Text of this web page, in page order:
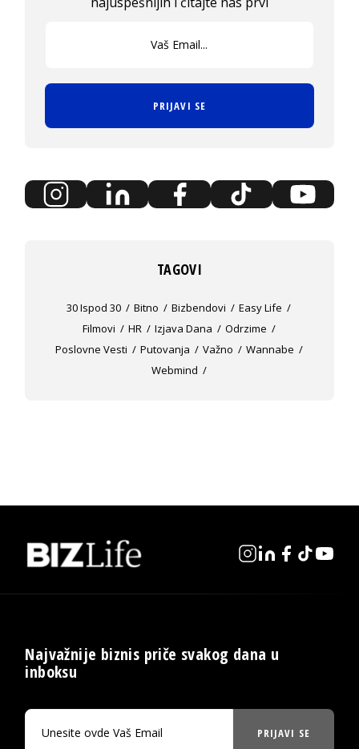
PRIJAVI SE
TAGOVI
30 Ispod 30 Bitno Bizbendovi
Easy Life
Filmovi
HR Izjava Dana
Odrzime
Poslovne Vesti
Putovanja Važno
Wannabe
Webmind
Najvažnije biznis priče svakog dana u
inboksu
PRIJAVI SE